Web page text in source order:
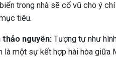
trong nhà sẽ cổ vũ cho ý
tiêu.
nguyên: Tượng tự như
là một sự kết hợp hài hòa giữa